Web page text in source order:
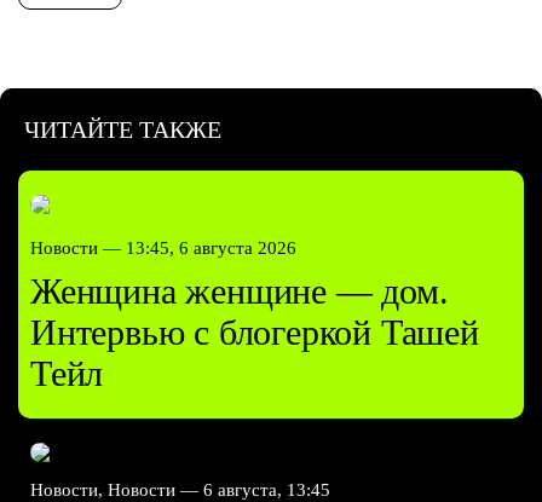
ЧИТАЙТЕ ТАКЖЕ
Новости — 13:45, 6 августа 2026
Женщина женщине — дом.
Интервью с блогеркой Ташей
Тейл
Новости, Новости — 6 августа, 13:45